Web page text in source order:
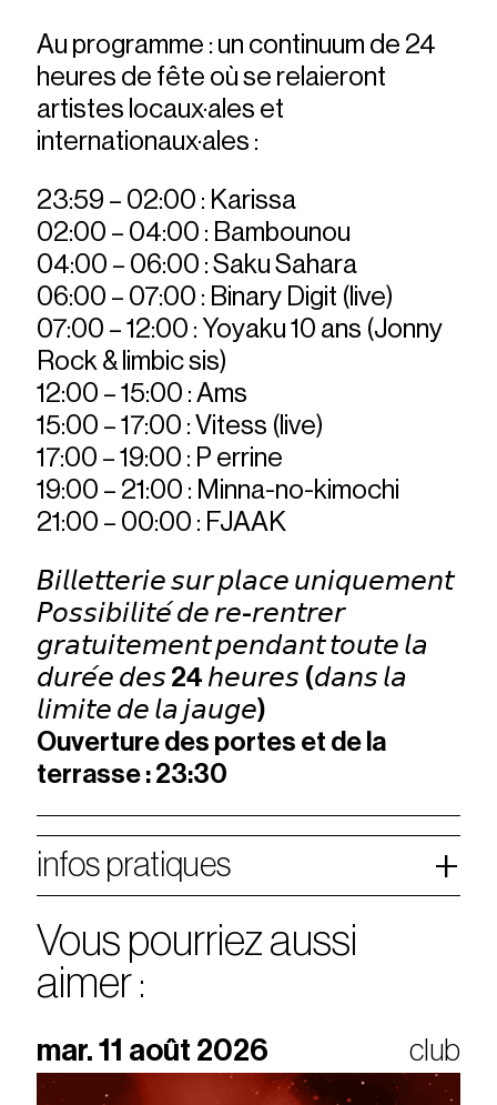
Au programme : un continuum de 24
heures de fête où se relaieront
artistes locaux·ales et
internationaux·ales :
23:59 – 02:00 : Karissa
02:00 – 04:00 : Bambounou
04:00 – 06:00 : Saku Sahara
06:00 – 07:00 : Binary Digit (live)
07:00 – 12:00 : Yoyaku 10 ans (Jonny
Rock & limbic sis)
12:00 – 15:00 : Ams
15:00 – 17:00 : Vitess (live)
17:00 – 19:00 : P errine
19:00 – 21:00 : Minna-no-kimochi
21:00 – 00:00 : FJAAK
𝘉𝘪𝘭𝘭𝘦𝘵𝘵𝘦𝘳𝘪𝘦 𝘴𝘶𝘳 𝘱𝘭𝘢𝘤𝘦 𝘶𝘯𝘪𝘲𝘶𝘦𝘮𝘦𝘯𝘵
𝘗𝘰𝘴𝘴𝘪𝘣𝘪𝘭𝘪𝘵𝘦́ 𝘥𝘦 𝘳𝘦-𝘳𝘦𝘯𝘵𝘳𝘦𝘳
𝘨𝘳𝘢𝘵𝘶𝘪𝘵𝘦𝘮𝘦𝘯𝘵 𝘱𝘦𝘯𝘥𝘢𝘯𝘵 𝘵𝘰𝘶𝘵𝘦 𝘭𝘢
𝘥𝘶𝘳𝘦́𝘦 𝘥𝘦𝘴 24 𝘩𝘦𝘶𝘳𝘦𝘴 (𝘥𝘢𝘯𝘴 𝘭𝘢
𝘭𝘪𝘮𝘪𝘵𝘦 𝘥𝘦 𝘭𝘢 𝘫𝘢𝘶𝘨𝘦)
Ouverture des portes et de la
terrasse : 23:30
infos pratiques
Vous pourriez aussi
aimer :
mar. 11 août 2026 club